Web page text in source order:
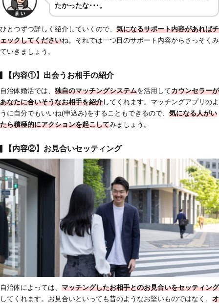
たかったな･･･。
ひとつずつ詳しく紹介していくので、 気になるサポート内容があればチ
ェックしてくださいね。それでは一つ目のサポート内容からさっそくみ
ていきましょう。
【内容①】出会うお相手の紹介
自治体婚活では、 独自のマッチングシステムを活用してカウンセラーが
あなたに合いそうなお相手を紹介してくれます。マッチングアプリのよ
うに自分でもいいね(申込み)をすることもできるので、 気になる人がい
たら積極的にアクションを起こしてみましょう。
【内容②】お見合いセッティング
自治体によっては、 マッチングしたお相手とのお見合いをセッティング
してくれます。お見合いといっても昔のようなお堅いものではなく、 オ